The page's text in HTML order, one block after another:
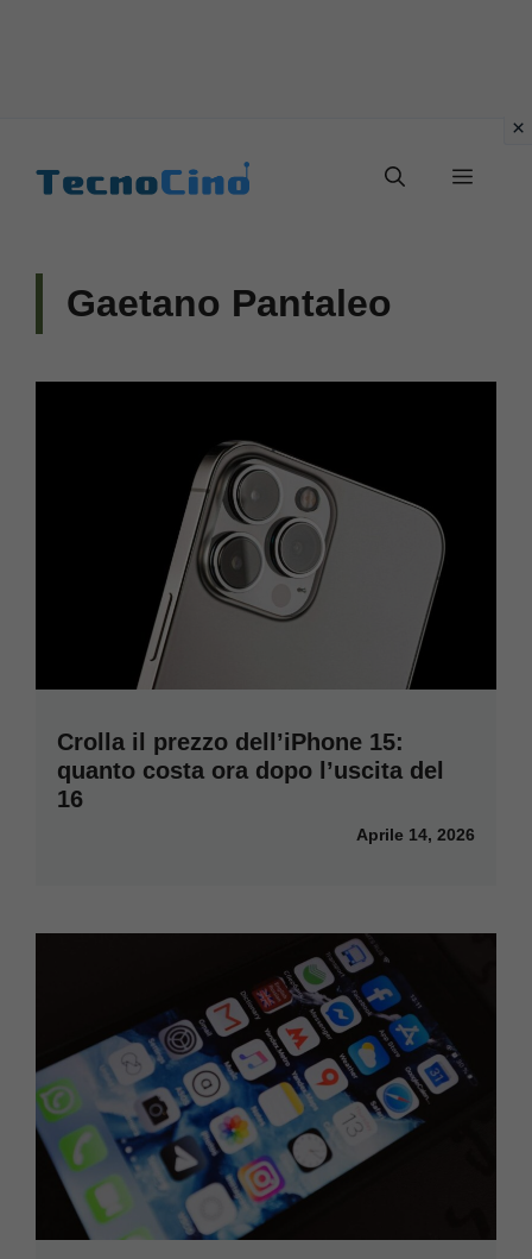
Menu
Gaetano Pantaleo
Crolla il prezzo dell’iPhone 15:
quanto costa ora dopo l’uscita del
16
Aprile 14, 2026